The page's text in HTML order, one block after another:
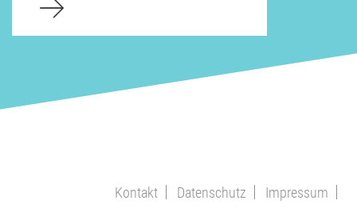
Kontakt Datenschutz Impressum